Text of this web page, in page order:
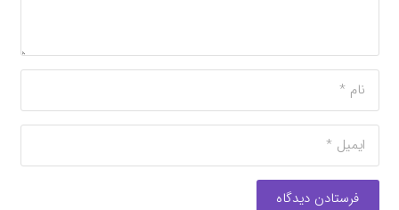
فرستادن دیدگاه